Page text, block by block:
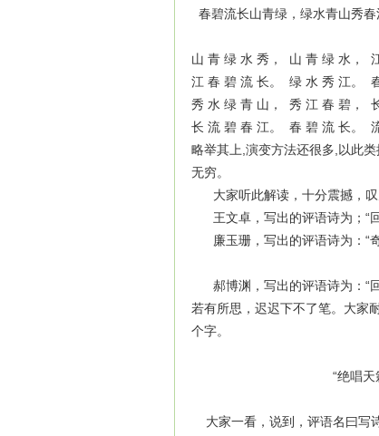
春碧流长山青绿，绿水青山秀春
山 青 绿 水 秀， 山 青 绿 水，
江 春 碧 流 长。 绿 水 秀 江。
秀 水 绿 青 山， 秀 江 春 碧，
长 流 碧 春 江。 春 碧 流 长。
略举其上,演变方法还很多,以此
无穷。
大家听此解读，十分震撼，叹
王文卓，写出的评语诗为；“
廉玉珊，写出的评语诗为：“
郝博渊，写出的评语诗为：“回
若有所思，迟迟下不了笔。大家
个字。
“绝唱天籁, 奇
大家一看，说到，评语名曰写